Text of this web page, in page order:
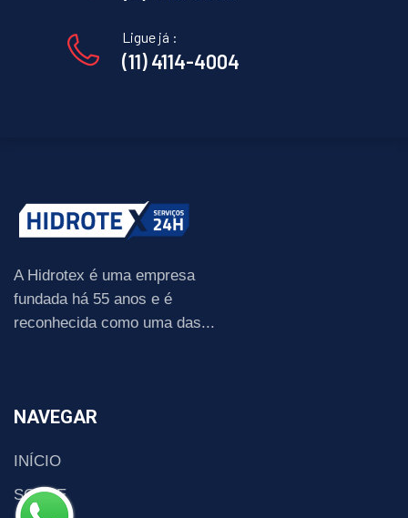
Ligue já :
(11) 4114-4004
A Hidrotex é uma empresa
fundada há 55 anos e é
reconhecida como uma das...
NAVEGAR
INÍCIO
SOBRE